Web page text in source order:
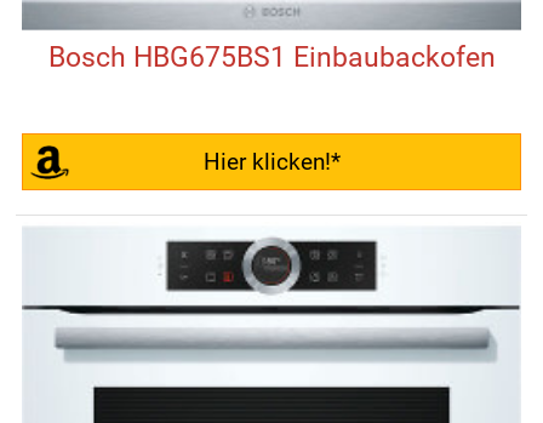
Bosch HBG675BS1 Einbaubackofen
Hier klicken!*